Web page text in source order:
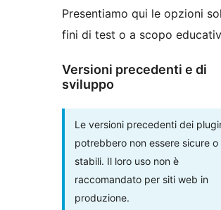
Presentiamo qui le opzioni
fini di test o a scopo
Versioni precedenti e di
sviluppo
Le versioni precedenti dei
potrebbero non essere sicure o
stabili. Il loro uso non è
raccomandato per siti web in
produzione.